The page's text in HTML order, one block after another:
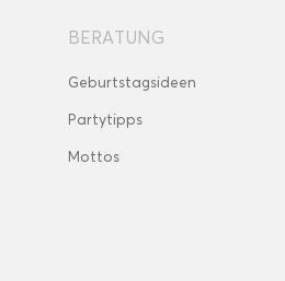
BERATUNG
Geburtstagsideen
Partytipps
Mottos